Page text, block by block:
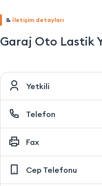
& İletişim detayları
Garaj Oto Lastik
Yetkili
Telefon
Fax
Cep Telefonu